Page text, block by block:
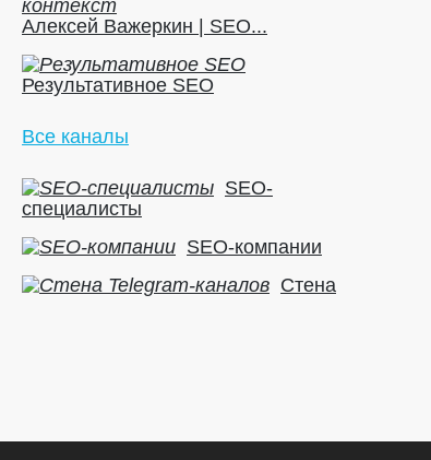
Алексей Важеркин | SEO...
Результативное SEO
Все каналы
SEO-
специалисты
SEO-компании
Стена